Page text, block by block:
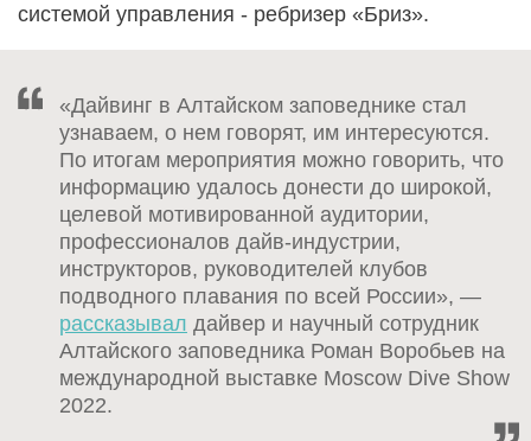
системой управления - ребризер «Бриз».
«Дайвинг в Алтайском заповеднике стал
узнаваем, о нем говорят, им интересуются.
По итогам мероприятия можно говорить, что
информацию удалось донести до широкой,
целевой мотивированной аудитории,
профессионалов дайв-индустрии,
инструкторов, руководителей клубов
подводного плавания по всей России», —
рассказывал дайвер и научный сотрудник
Алтайского заповедника Роман Воробьев на
международной выставке Moscow Dive Show
2022.